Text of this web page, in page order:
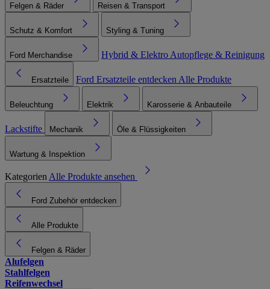
Felgen & Räder Reisen & Transport
Schutz & Komfort Styling & Tuning
Ford Merchandise Hybrid & Elektro Autopflege & Reinigung
Ersatzteile Ford Ersatzteile entdecken Alle Produkte
Beleuchtung Elektrik Karosserie & Anbauteile
Lackstifte Mechanik Öle & Flüssigkeiten
Wartung & Inspektion
Kategorien Alle Produkte ansehen
Ford Zubehör entdecken
Alle Produkte
Felgen & Räder
Alufelgen
Stahlfelgen
Reifenwechsel